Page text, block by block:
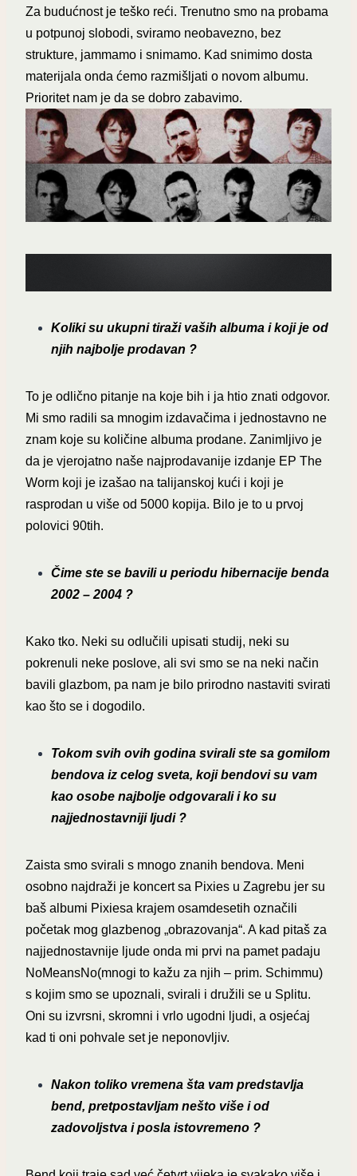
Za budućnost je teško reći. Trenutno smo na probama
u potpunoj slobodi, sviramo neobavezno, bez
strukture, jammamo i snimamo. Kad snimimo dosta
materijala onda ćemo razmišljati o novom albumu.
Prioritet nam je da se dobro zabavimo.
Koliki su ukupni tiraži vaših albuma i koji je od
njih najbolje prodavan ?
To je odlično pitanje na koje bih i ja htio znati odgovor.
Mi smo radili sa mnogim izdavačima i jednostavno ne
znam koje su količine albuma prodane. Zanimljivo je
da je vjerojatno naše najprodavanije izdanje EP The
Worm koji je izašao na talijanskoj kući i koji je
rasprodan u više od 5000 kopija. Bilo je to u prvoj
polovici 90tih.
Čime ste se bavili u periodu hibernacije benda
2002 – 2004 ?
Kako tko. Neki su odlučili upisati studij, neki su
pokrenuli neke poslove, ali svi smo se na neki način
bavili glazbom, pa nam je bilo prirodno nastaviti svirati
kao što se i dogodilo.
Tokom svih ovih godina svirali ste sa gomilom
bendova iz celog sveta, koji bendovi su vam
kao osobe najbolje odgovarali i ko su
najjednostavniji ljudi ?
Zaista smo svirali s mnogo znanih bendova. Meni
osobno najdraži je koncert sa Pixies u Zagrebu jer su
baš albumi Pixiesa krajem osamdesetih označili
početak mog glazbenog „obrazovanja“. A kad pitaš za
najjednostavnije ljude onda mi prvi na pamet padaju
NoMeansNo(mnogi to kažu za njih – prim. Schimmu)
s kojim smo se upoznali, svirali i družili se u Splitu.
Oni su izvrsni, skromni i vrlo ugodni ljudi, a osjećaj
kad ti oni pohvale set je neponovljiv.
Nakon toliko vremena šta vam predstavlja
bend, pretpostavljam nešto više i od
zadovoljstva i posla istovremeno ?